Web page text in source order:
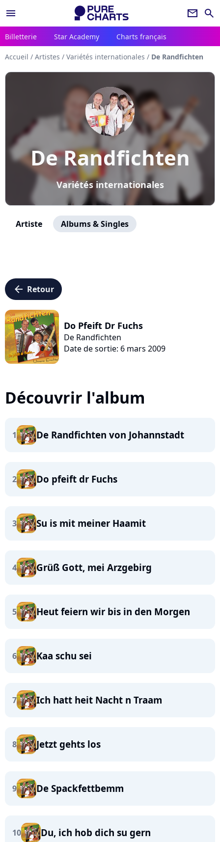
menu newsletter search
Billetterie Star Academy Charts français
Accueil / Artistes / Variétés internationales / De Randfichten
De Randfichten
Variétés internationales
Artiste Albums & Singles
arrow_left Retour
Do Pfeift Dr Fuchs
De Randfichten
Date de sortie: 6 mars 2009
Découvrir l'album
1 De Randfichten von Johannstadt
2 Do pfeift dr Fuchs
3 Su is mit meiner Haamit
4 Grüß Gott, mei Arzgebirg
5 Heut feiern wir bis in den Morgen
6 Kaa schu sei
7 Ich hatt heit Nacht n Traam
8 Jetzt gehts los
9 De Spackfettbemm
10 Du, ich hob dich su gern